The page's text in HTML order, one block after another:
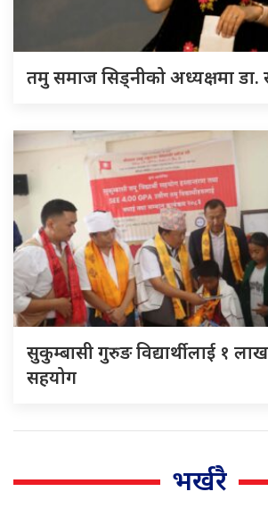
तमु समाज सिड्नीको अध्यक्षमा डा.
सुकुम्बासी गुरुङ विद्यार्थीलाई १
सहयोग
भर्खरै